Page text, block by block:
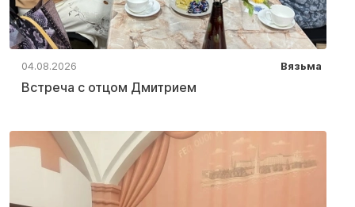
04.08.2026 Вязьма
Встреча с отцом Дмитрием